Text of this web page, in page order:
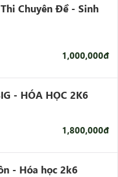
Chuyên Đề - Sinh
1,000,000đ
- HÓA HỌC 2K6
1,800,000đ
- Hóa học 2k6